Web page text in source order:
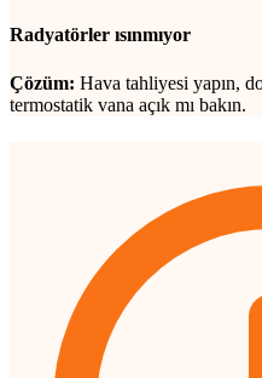
Radyatörler ısınmıyor
Çözüm: Hava tahliyesi yapın,
termostatik vana açık mı bakın.